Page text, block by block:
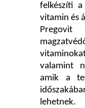
felkészíti a
vitamin és
valamint
amik a